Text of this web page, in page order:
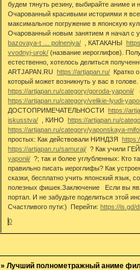
будем тянуть резину, выбирайте аниме
Очарованный красивыми историями я
максимальное погружение в японскую
Очарованный новым занятием я начал с
bazovaya-t … polneniya/ , КАТАКАНЫ
vvodnyj-urok/ (название иероглифов).
естественно, хотелось делиться
ARTJAPAN.RUhttps://artjapan.ru/ Кратко
который может возникнуть у вас в
https://artjapan.ru/category/goroda-yaponii/
https://artjapan.ru/category/velikie-lyudi-
ДОСТОПРИМЕЧАТЕЛЬНОСТИhttps://
iskusstva/ , КИНОhttps://artjapan.ru/
https://artjapan.ru/category/yaponskaya-
простых: Как действовали НИНДЗЯ
https://artjapan.ru/samuraj/ ? Как учили
yaponii/ ?; так и более углубленных: Кто
правильно писать иероглифы? Как
сказки, бесплатно учить японский язык,
полезных фишек.Заключение Если вы
портал. И не забудьте поделиться этой
Счастливого пути:) Перейти:https://is.gd/
0
»Лучший полнометражный аниме